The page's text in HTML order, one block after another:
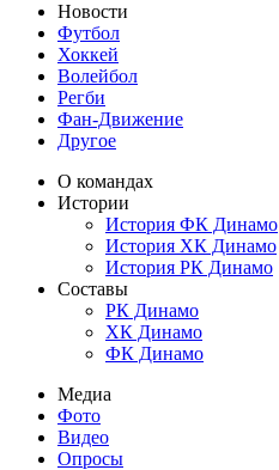
Новости
Футбол
Хоккей
Волейбол
Регби
Фан-Движение
Другое
О командах
Истории
История ФК Динамо
История ХК Динамо
История РК Динамо
Составы
РК Динамо
ХК Динамо
ФК Динамо
Медиа
Фото
Видео
Опросы